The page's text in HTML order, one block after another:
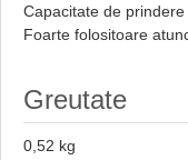
Capacitate de prindere
Foarte folositoare
Greutate
0,52 kg